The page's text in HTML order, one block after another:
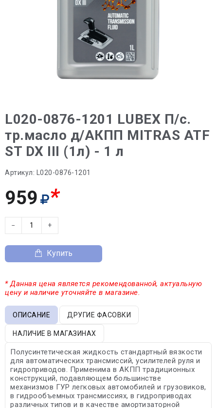
L020-0876-1201 LUBEX П/с.
тр.масло д/АКПП MITRAS ATF
ST DX III (1л) - 1 л
Артикул: L020-0876-1201
959 *
− +
Купить
* Данная цена является рекомендованной, актуальную
цену и наличие уточняйте в магазине.
ОПИСАНИЕ ДРУГИЕ ФАСОВКИ
НАЛИЧИЕ В МАГАЗИНАХ
Полусинтетическая жидкость стандартный вязкости
для автоматических трансмиссий, усилителей руля и
гидроприводов. Применима в АКПП традиционных
конструкций, подавляющем большинстве
механизмов ГУР легковых автомобилей и грузовиков,
в гидрообъемных трансмиссиях, в гидроприводах
различных типов и в качестве амортизаторной